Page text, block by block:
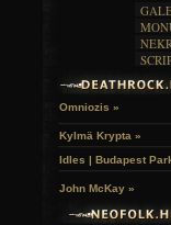
Omniozis »
Kylmä Krypta »
Idles | Budapest
John McKay »